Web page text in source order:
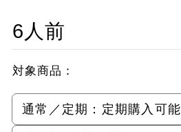
6人前
対象商品：
通常／定期： 定期購入可能